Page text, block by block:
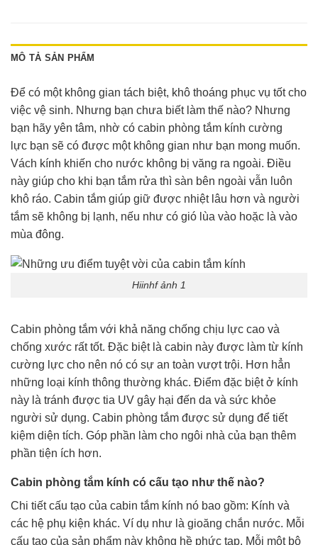
MÔ TẢ SẢN PHẨM
Để có một không gian tách biệt, khô thoáng phục vụ tốt cho
việc vệ sinh. Nhưng bạn chưa biết làm thế nào? Nhưng
bạn hãy yên tâm, nhờ có cabin phòng tắm kính cường
lực bạn sẽ có được một không gian như bạn mong muốn.
Vách kính khiến cho nước không bị văng ra ngoài. Điều
này giúp cho khi bạn tắm rửa thì sàn bên ngoài vẫn luôn
khô ráo. Cabin tắm giúp giữ được nhiệt lâu hơn và người
tắm sẽ không bị lạnh, nếu như có gió lùa vào hoặc là vào
mùa đông.
Hiinhf ảnh 1
Cabin phòng tắm với khả năng chống chịu lực cao và
chống xước rất tốt. Đặc biệt là cabin này được làm từ kính
cường lực cho nên nó có sự an toàn vượt trội. Hơn hẳn
những loại kính thông thường khác. Điểm đặc biệt ở kính
này là tránh được tia UV gây hại đến da và sức khỏe
người sử dụng. Cabin phòng tắm được sử dụng để tiết
kiệm diện tích. Góp phần làm cho ngôi nhà của bạn thêm
phần tiện ích hơn.
Cabin phòng tắm kính có cấu tạo như thế nào?
Chi tiết cấu tạo của cabin tắm kính nó bao gồm: Kính và
các hệ phụ kiện khác. Ví dụ như là gioăng chắn nước. Mỗi
cấu tạo của sản phẩm này không hề phức tạp. Mỗi một bộ